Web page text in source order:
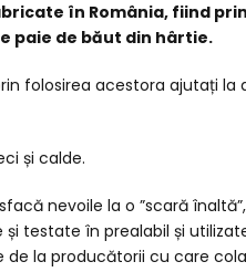
în România, fiind
paie de băut din hârtie.
folosirea acestora ajutați la
și calde.
nevoile la o ”scară
testate în prealabil și
la producătorii cu care